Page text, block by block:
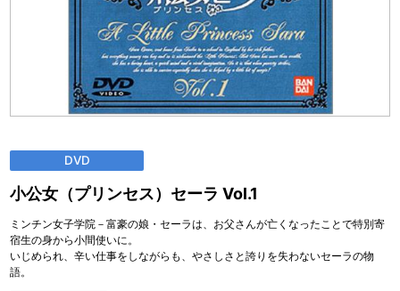
DVD
小公女（プリンセス）セーラ Vol.1
ミンチン女子学院－富豪の娘・セーラは、お父さんが亡くなったことで特別寄
宿生の身から小間使いに。
いじめられ、辛い仕事をしながらも、やさしさと誇りを失わないセーラの物
語。